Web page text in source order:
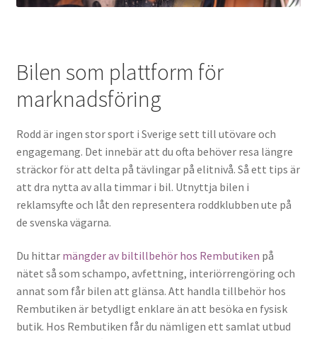
Bilen som plattform för
marknadsföring
Rodd är ingen stor sport i Sverige sett till utövare och
engagemang. Det innebär att du ofta behöver resa längre
sträckor för att delta på tävlingar på elitnivå. Så ett tips är
att dra nytta av alla timmar i bil. Utnyttja bilen i
reklamsyfte och låt den representera roddklubben ute på
de svenska vägarna.
Du hittar mängder av biltillbehör hos Rembutiken på
nätet så som schampo, avfettning, interiörrengöring och
annat som får bilen att glänsa. Att handla tillbehör hos
Rembutiken är betydligt enklare än att besöka en fysisk
butik. Hos Rembutiken får du nämligen ett samlat utbud